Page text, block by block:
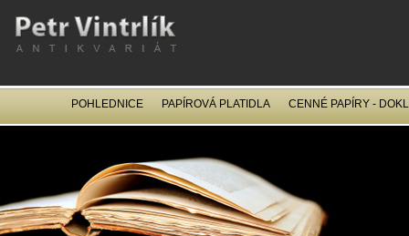
POHLEDNICE PAPÍROVÁ PLATIDLA CENNÉ PAPÍRY -